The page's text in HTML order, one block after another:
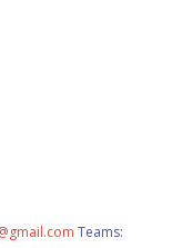
Teams: